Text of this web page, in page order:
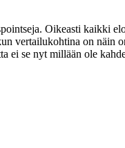
Oikeasti kaikki
vertailukohtina on näin
ei se nyt millään ole